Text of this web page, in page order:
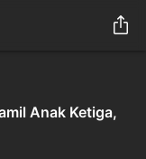
Anak Ketiga,